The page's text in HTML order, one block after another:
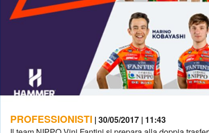
PROFESSIONISTI | 30/05/2017 | 11:43